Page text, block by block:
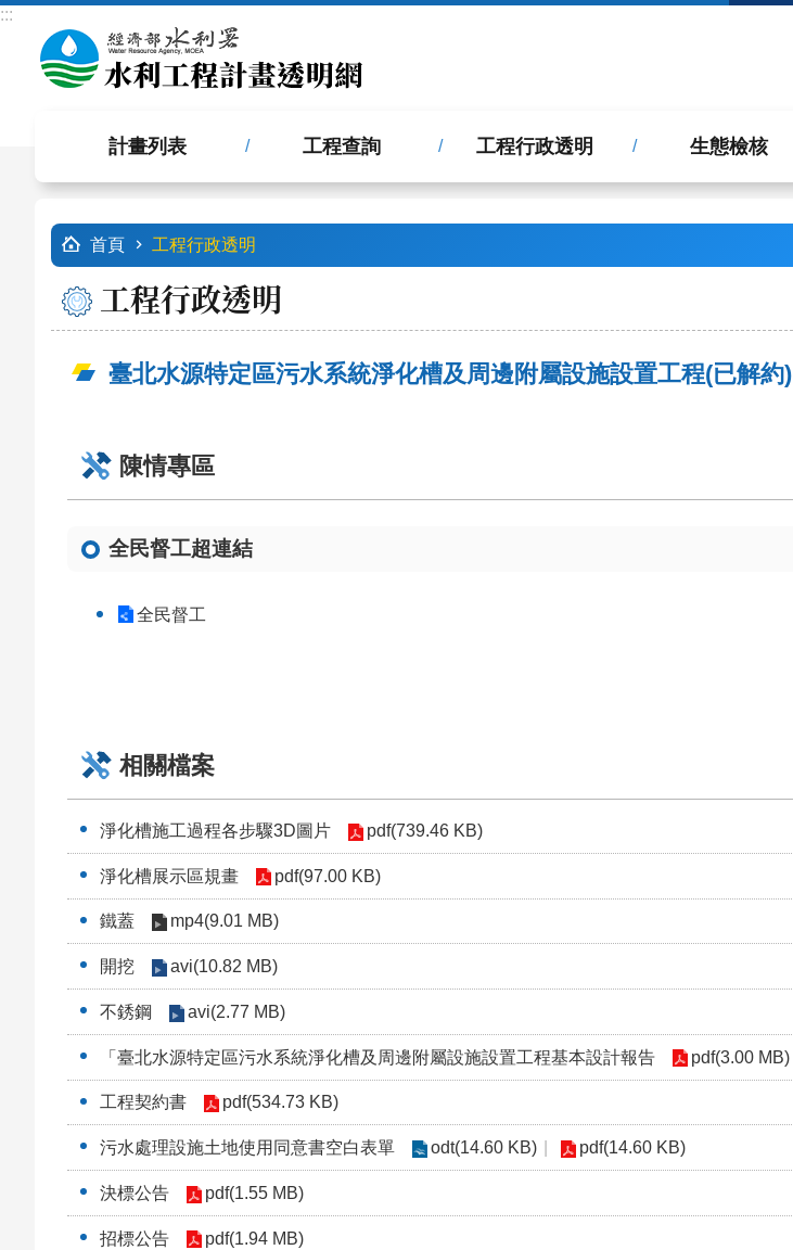
跳到主要內容區塊
:::
計畫列表 工程查詢 工程行政透明 生態檢核
:::
首頁 工程行政透明
工程行政透明
臺北水源特定區污水系統淨化槽及周邊附屬設施設置工程(已解約)
陳情專區
全民督工超連結
全民督工
相關檔案
淨化槽施工過程各步驟3D圖片 pdf(739.46 KB)
淨化槽展示區規畫 pdf(97.00 KB)
鐵蓋 mp4(9.01 MB)
開挖 avi(10.82 MB)
不銹鋼 avi(2.77 MB)
「臺北水源特定區污水系統淨化槽及周邊附屬設施設置工程基本設計報告 pdf(3.00 MB)
工程契約書 pdf(534.73 KB)
污水處理設施土地使用同意書空白表單 odt(14.60 KB) pdf(14.60 KB)
決標公告 pdf(1.55 MB)
招標公告 pdf(1.94 MB)